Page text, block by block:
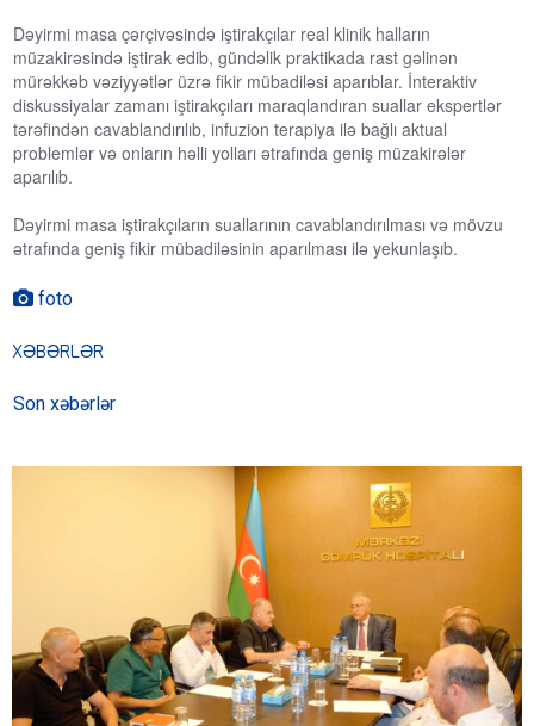
Dəyirmi masa çərçivəsində iştirakçılar real klinik halların
müzakirəsində iştirak edib, gündəlik praktikada rast gəlinən
mürəkkəb vəziyyətlər üzrə fikir mübadiləsi aparıblar. İnteraktiv
diskussiyalar zamanı iştirakçıları maraqlandıran suallar ekspertlər
tərəfindən cavablandırılıb, infuzion terapiya ilə bağlı aktual
problemlər və onların həlli yolları ətrafında geniş müzakirələr
aparılıb.
Dəyirmi masa iştirakçıların suallarının cavablandırılması və mövzu
ətrafında geniş fikir mübadiləsinin aparılması ilə yekunlaşıb.
 foto
XƏBƏRLƏR
Son xəbərlər